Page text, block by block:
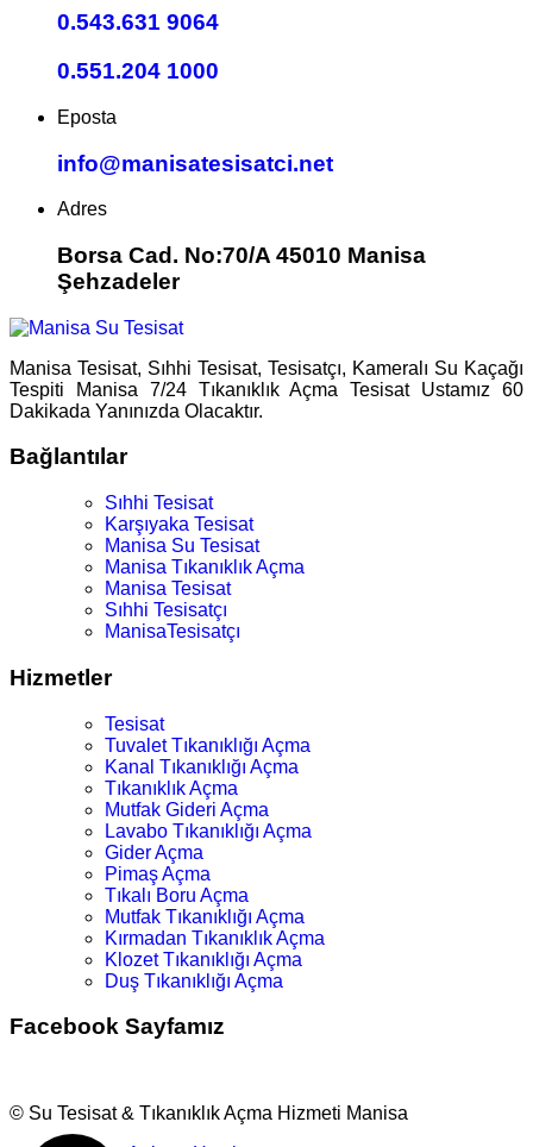
0.543.631 9064
0.551.204 1000
Eposta
info@manisatesisatci.net
Adres
Borsa Cad. No:70/A 45010 Manisa
Şehzadeler
Manisa Tesisat, Sıhhi Tesisat, Tesisatçı, Kameralı Su Kaçağı
Tespiti Manisa 7/24 Tıkanıklık Açma Tesisat Ustamız 60
Dakikada Yanınızda Olacaktır.
Bağlantılar
Sıhhi Tesisat
Karşıyaka Tesisat
Manisa Su Tesisat
Manisa Tıkanıklık Açma
Manisa Tesisat
Sıhhi Tesisatçı
ManisaTesisatçı
Hizmetler
Tesisat
Tuvalet Tıkanıklığı Açma
Kanal Tıkanıklığı Açma
Tıkanıklık Açma
Mutfak Gideri Açma
Lavabo Tıkanıklığı Açma
Gider Açma
Pimaş Açma
Tıkalı Boru Açma
Mutfak Tıkanıklığı Açma
Kırmadan Tıkanıklık Açma
Klozet Tıkanıklığı Açma
Duş Tıkanıklığı Açma
Facebook Sayfamız
© Su Tesisat & Tıkanıklık Açma Hizmeti Manisa